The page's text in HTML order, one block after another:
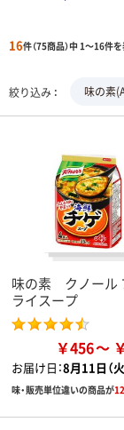
16件（75商品）中 1～16件
絞り込み 味の素
味の素 クノール
ライスープ
￥456
お届け日：8月11日（火
味・販売単位違いの商品が12